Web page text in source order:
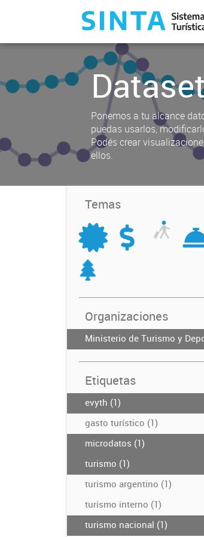
Ponemos a tu alcance
puedas usarlos,
Podés crear
ellos.
Temas
Organizaciones
Ministerio de Turismo y
Etiquetas
evyth (1)
gasto turístico (1)
microdatos (1)
turismo (1)
turismo argentino (1)
turismo interno (1)
turismo nacional (1)